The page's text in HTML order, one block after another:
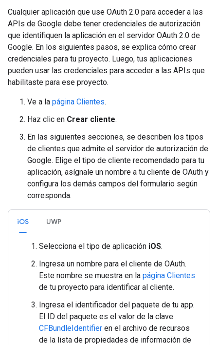
Cualquier aplicación que use OAuth 2.0 para acceder a las
APIs de Google debe tener credenciales de autorización
que identifiquen la aplicación en el servidor OAuth 2.0 de
Google. En los siguientes pasos, se explica cómo crear
credenciales para tu proyecto. Luego, tus aplicaciones
pueden usar las credenciales para acceder a las APIs que
habilitaste para ese proyecto.
Ve a la página Clientes.
Haz clic en Crear cliente.
En las siguientes secciones, se describen los tipos
de clientes que admite el servidor de autorización de
Google. Elige el tipo de cliente recomendado para tu
aplicación, asígnale un nombre a tu cliente de OAuth y
configura los demás campos del formulario según
corresponda.
iOS UWP
Selecciona el tipo de aplicación iOS.
Ingresa un nombre para el cliente de OAuth.
Este nombre se muestra en la página Clientes
de tu proyecto para identificar al cliente.
Ingresa el identificador del paquete de tu app.
El ID del paquete es el valor de la clave
CFBundleIdentifier en el archivo de recursos
de la lista de propiedades de información de